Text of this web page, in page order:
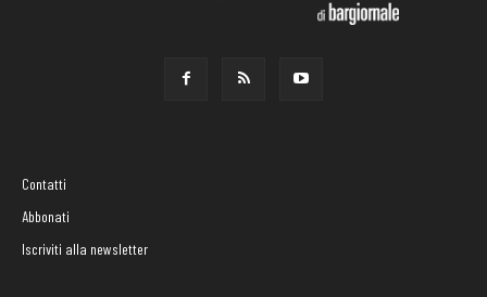
Contatti
Abbonati
Iscriviti alla newsletter